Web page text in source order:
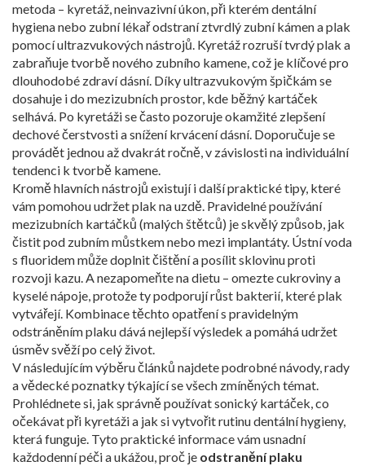
metoda – kyretáž,neinvazivní úkon, při kterém dentální
hygiena nebo zubní lékař odstraní ztvrdlý zubní kámen a plak
pomocí ultrazvukových nástrojů. Kyretáž rozruší tvrdý plak a
zabraňuje tvorbě nového zubního kamene, což je klíčové pro
dlouhodobé zdraví dásní. Díky ultrazvukovým špičkám se
dosahuje i do mezizubních prostor, kde běžný kartáček
selhává. Po kyretáži se často pozoruje okamžité zlepšení
dechové čerstvosti a snížení krvácení dásní. Doporučuje se
provádět jednou až dvakrát ročně, v závislosti na individuální
tendenci k tvorbě kamene.
Kromě hlavních nástrojů existují i další praktické tipy, které
vám pomohou udržet plak na uzdě. Pravidelné používání
mezizubních kartáčků (malých štětců) je skvělý způsob, jak
čistit pod zubním můstkem nebo mezi implantáty. Ústní voda
s fluoridem může doplnit čištění a posílit sklovinu proti
rozvoji kazu. A nezapomeňte na dietu – omezte cukroviny a
kyselé nápoje, protože ty podporují růst bakterií, které plak
vytvářejí. Kombinace těchto opatření s pravidelným
odstráněním plaku dává nejlepší výsledek a pomáhá udržet
úsměv svěží po celý život.
V následujícím výběru článků najdete podrobné návody, rady
a vědecké poznatky týkající se všech zmíněných témat.
Prohlédnete si, jak správně používat sonický kartáček, co
očekávat při kyretáži a jak si vytvořit rutinu dentální hygieny,
která funguje. Tyto praktické informace vám usnadní
každodenní péči a ukážou, proč je odstranění plaku